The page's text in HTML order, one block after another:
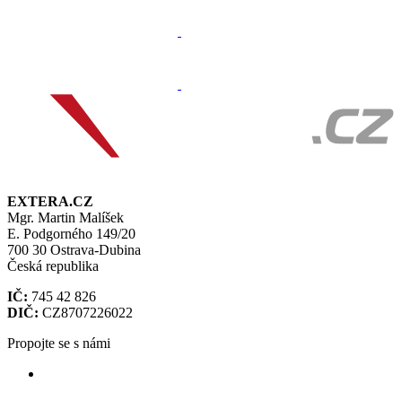
EXTERA.CZ
Mgr. Martin Malíšek
E. Podgorného 149/20
700 30 Ostrava-Dubina
Česká republika
IČ: 745 42 826
DIČ: CZ8707226022
Propojte se s námi